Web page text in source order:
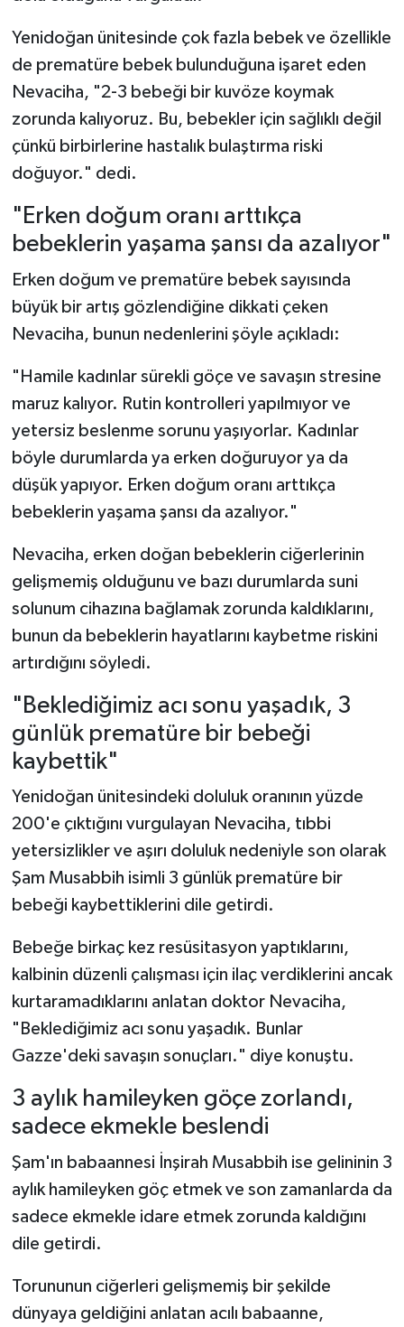
Yenidoğan ünitesinde çok fazla bebek ve özellikle
de prematüre bebek bulunduğuna işaret eden
Nevaciha, "2-3 bebeği bir kuvöze koymak
zorunda kalıyoruz. Bu, bebekler için sağlıklı değil
çünkü birbirlerine hastalık bulaştırma riski
doğuyor." dedi.
"Erken doğum oranı arttıkça
bebeklerin yaşama şansı da azalıyor"
Erken doğum ve prematüre bebek sayısında
büyük bir artış gözlendiğine dikkati çeken
Nevaciha, bunun nedenlerini şöyle açıkladı:
"Hamile kadınlar sürekli göçe ve savaşın stresine
maruz kalıyor. Rutin kontrolleri yapılmıyor ve
yetersiz beslenme sorunu yaşıyorlar. Kadınlar
böyle durumlarda ya erken doğuruyor ya da
düşük yapıyor. Erken doğum oranı arttıkça
bebeklerin yaşama şansı da azalıyor."
Nevaciha, erken doğan bebeklerin ciğerlerinin
gelişmemiş olduğunu ve bazı durumlarda suni
solunum cihazına bağlamak zorunda kaldıklarını,
bunun da bebeklerin hayatlarını kaybetme riskini
artırdığını söyledi.
"Beklediğimiz acı sonu yaşadık, 3
günlük prematüre bir bebeği
kaybettik"
Yenidoğan ünitesindeki doluluk oranının yüzde
200'e çıktığını vurgulayan Nevaciha, tıbbi
yetersizlikler ve aşırı doluluk nedeniyle son olarak
Şam Musabbih isimli 3 günlük prematüre bir
bebeği kaybettiklerini dile getirdi.
Bebeğe birkaç kez resüsitasyon yaptıklarını,
kalbinin düzenli çalışması için ilaç verdiklerini ancak
kurtaramadıklarını anlatan doktor Nevaciha,
"Beklediğimiz acı sonu yaşadık. Bunlar
Gazze'deki savaşın sonuçları." diye konuştu.
3 aylık hamileyken göçe zorlandı,
sadece ekmekle beslendi
Şam'ın babaannesi İnşirah Musabbih ise gelininin 3
aylık hamileyken göç etmek ve son zamanlarda da
sadece ekmekle idare etmek zorunda kaldığını
dile getirdi.
Torununun ciğerleri gelişmemiş bir şekilde
dünyaya geldiğini anlatan acılı babaanne,